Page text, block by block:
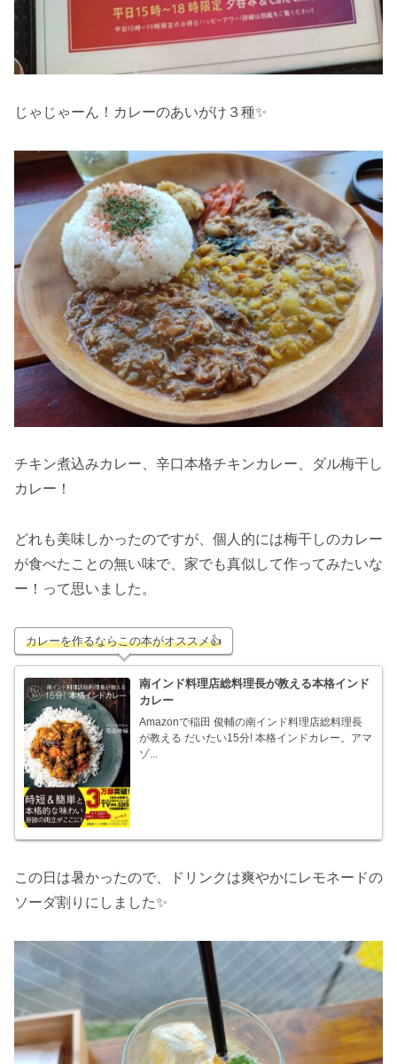
じゃじゃーん！カレーのあいがけ３種✨
チキン煮込みカレー、辛口本格チキンカレー、ダル梅干し
カレー！
どれも美味しかったのですが、個人的には梅干しのカレー
が食べたことの無い味で、家でも真似して作ってみたいな
ー！って思いました。
カレーを作るならこの本がオススメ👍
南インド料理店総料理長が教える本格インド
カレー
Amazonで稲田 俊輔の南インド料理店総料理長
が教える だいたい15分! 本格インドカレー。アマ
ゾ...
この日は暑かったので、ドリンクは爽やかにレモネードの
ソーダ割りにしました✨